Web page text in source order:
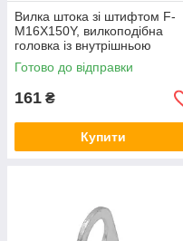
Вилка штока зі штифтом F-
M16X150Y, вилкоподібна
головка із внутрішньою
різьбою М16х1.5, наконечник
штока
Готово до відправки
161 ₴
Купити